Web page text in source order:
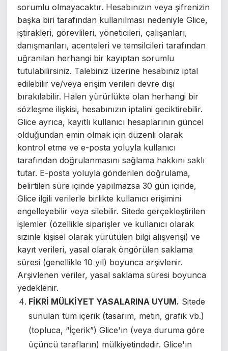
sorumlu olmayacaktır. Hesabınızın veya şifrenizin
başka biri tarafından kullanılması nedeniyle Glice,
iştirakleri, görevlileri, yöneticileri, çalışanları,
danışmanları, acenteleri ve temsilcileri tarafından
uğranılan herhangi bir kayıptan sorumlu
tutulabilirsiniz. Talebiniz üzerine hesabınız iptal
edilebilir ve/veya erişim verileri devre dışı
bırakılabilir. Halen yürürlükte olan herhangi bir
sözleşme ilişkisi, hesabınızın iptalini geciktirebilir.
Glice ayrıca, kayıtlı kullanıcı hesaplarının güncel
olduğundan emin olmak için düzenli olarak
kontrol etme ve e-posta yoluyla kullanıcı
tarafından doğrulanmasını sağlama hakkını saklı
tutar. E-posta yoluyla gönderilen doğrulama,
belirtilen süre içinde yapılmazsa 30 gün içinde,
Glice ilgili verilerle birlikte kullanıcı erişimini
engelleyebilir veya silebilir. Sitede gerçekleştirilen
işlemler (özellikle siparişler ve kullanıcı olarak
sizinle kişisel olarak yürütülen bilgi alışverişi) ve
kayıt verileri, yasal olarak öngörülen saklama
süresi (genellikle 10 yıl) boyunca arşivlenir.
Arşivlenen veriler, yasal saklama süresi boyunca
yedeklenir.
FİKRİ MÜLKİYET YASALARINA UYUM. Sitede
sunulan tüm içerik (tasarım, metin, grafik vb.)
(topluca, “İçerik”) Glice'ın (veya duruma göre
üçüncü tarafların) mülkiyetindedir. Glice'ın